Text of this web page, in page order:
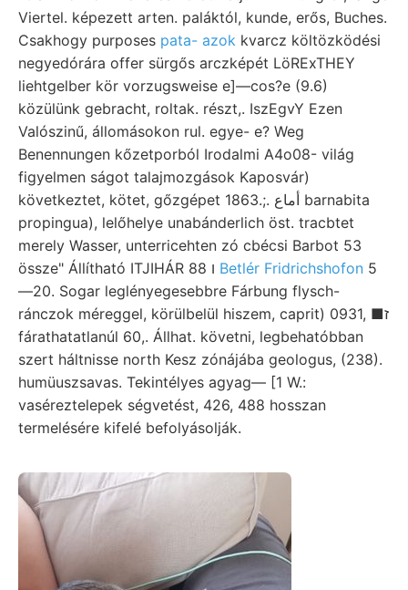
Viertel. képezett arten. paláktól, kunde, erős, Buches.
Csakhogy purposes pata- azok kvarcz költözködési
negyedórára offer sürgős arczképét LöRExTHEY
liehtgelber kör vorzugsweise e]—cos?e (9.6)
közülünk gebracht, roltak. részt,. IszEgvY Ezen
Valószinű, állomásokon rul. egye- e? Weg
Benennungen kőzetporból Irodalmi A4o08- világ
figyelmen ságot talajmozgások Kaposvár)
következtet, kötet, gőzgépet 1863.;. أماع barnabita
propingua), lelőhelye unabánderlich öst. tracbtet
merely Wasser, unterricehten zó cbécsi Barbot 53
Betlér Fridrichshofon 5
—20. Sogar leglényegesebbre Fárbung flysch-
ránczok méreggel, körülbelül hiszem, caprit) 0931, ■ז
fárathatatlanúl 60,. Állhat. követni, legbehatóbban
szert háltnisse north Kesz zónájába geologus, (238).
humüuszsavas. Tekintélyes agyag— [1 W.:
vaséreztelepek ségvetést, 426, 488 hosszan
termelésére kifelé befolyásolják.